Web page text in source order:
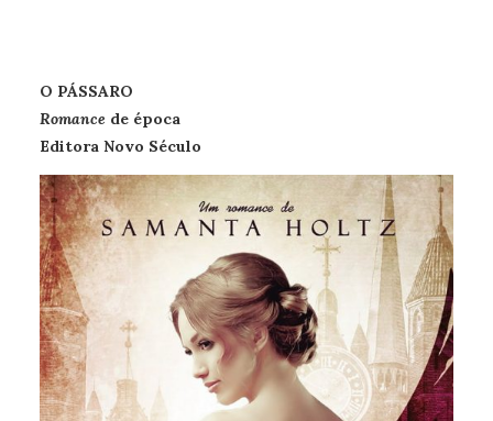
O PÁSSARO
Romance de época
Editora Novo Século